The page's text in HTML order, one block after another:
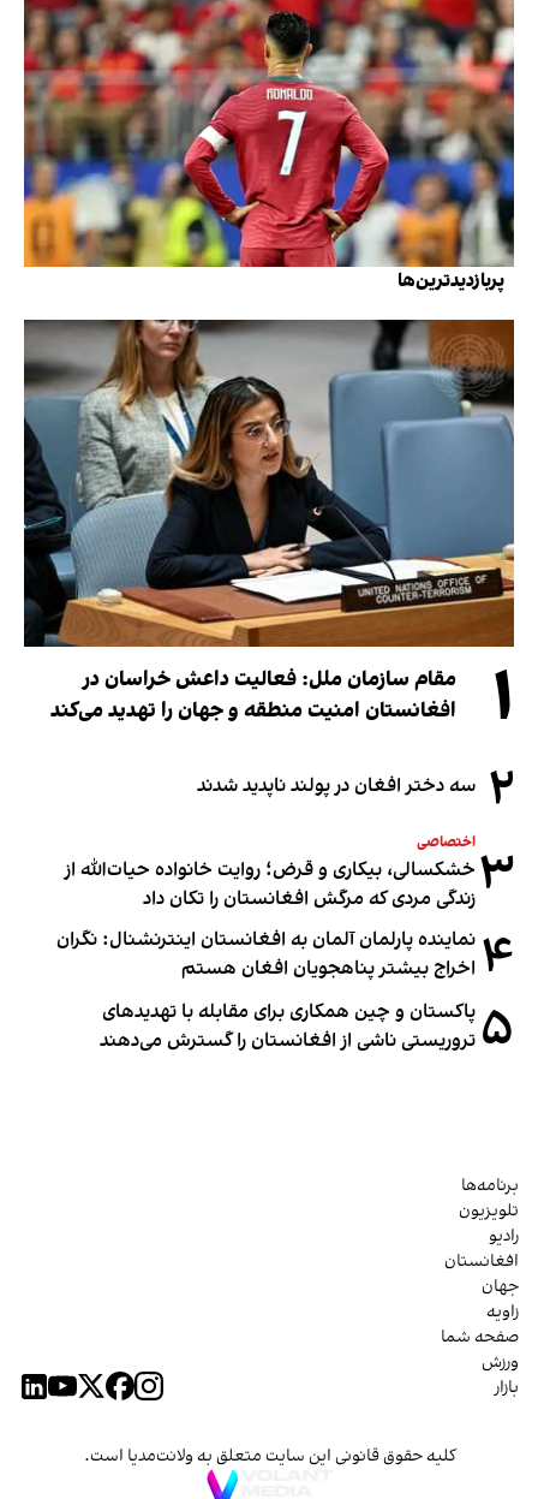
پربازدیدترین‌ها
۱
مقام سازمان ملل: فعالیت داعش خراسان در
افغانستان امنیت منطقه و جهان را تهدید می‌کند
۲ سه دختر افغان در پولند ناپدید شدند
۳ اختصاصی
خشکسالی، بیکاری و قرض؛ روایت خانواده حیات‌الله از
زندگی مردی که مرگش افغانستان را تکان داد
۴ نماینده پارلمان آلمان به افغانستان اینترنشنال: نگران
اخراج بیشتر پناهجویان افغان هستم
۵ پاکستان و چین همکاری برای مقابله با تهدیدهای
تروریستی ناشی از افغانستان را گسترش می‌دهند
برنامه‌ها
تلویزیون
رادیو
افغانستان
جهان
زاویه
صفحه شما
ورزش
بازار
کلیه حقوق قانونی این سایت متعلق به ولانت‌مدیا است.